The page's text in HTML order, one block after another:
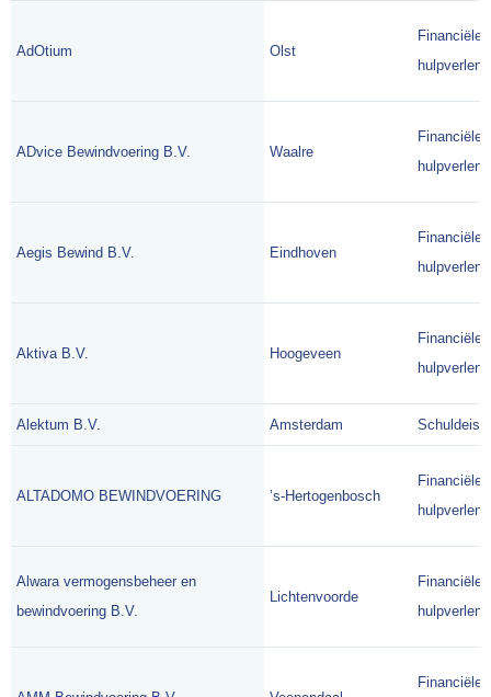
AdOtium Olst
Financiële
ADvice Bewindvoering B.V. Waalre
Financiële
Aegis Bewind B.V. Eindhoven
Financiële
Aktiva B.V. Hoogeveen
Financiële
Alektum B.V. Amsterdam Schuldeiser
ALTADOMO BEWINDVOERING ’s-Hertogenbosch
Financiële
Alwara vermogensbeheer en
bewindvoering B.V.
Lichtenvoorde
Financiële
Financiële